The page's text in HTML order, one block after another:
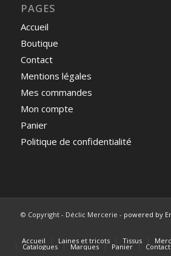
PAGES
Accueil
Boutique
Contact
Mentions légales
Mes commandes
Mon compte
Panier
Politique de confidentialité
© Copyright - Déclic Mercerie - powered by
Accueil Laines et tricots Tissus
Catalogues Marques Panier Contact